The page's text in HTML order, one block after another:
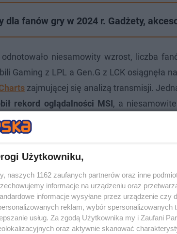
dla fanów gry w 2024 r. Gadżety,
niesamowity wzrost, liczba
Gaming z LPL a Gen.G z LCK osiągnęła
zajmującej się analizą transmisji.
rekord oglądalności MSI, a
Użytkowniku,
naszych 1162 zaufanych partnerów oraz inne
informacje na urządzeniu oraz
informacje wysyłane przez urządzenie czy
reklam, wybór spersonalizowanych
usług. Za zgodą Użytkownika my i Zaufani
oraz aktywnie skanować